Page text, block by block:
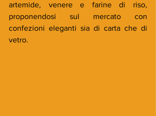
artemide, venere e farine di riso,
proponendosi sul mercato con
confezioni eleganti sia di carta che di
vetro.